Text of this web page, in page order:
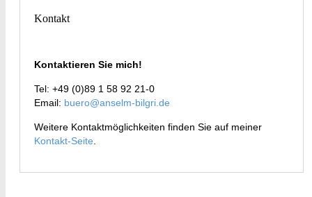
Kontakt
Kontaktieren Sie mich!
Tel: +49 (0)89 1 58 92 21-0
Email: buero@anselm-bilgri.de
Weitere Kontaktmöglichkeiten finden Sie auf meiner
Kontakt-Seite.